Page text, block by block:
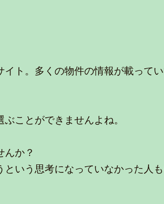
ト。多くの物件の情報が載って
ことができませんよね。
んか？
という思考になっていなかった人